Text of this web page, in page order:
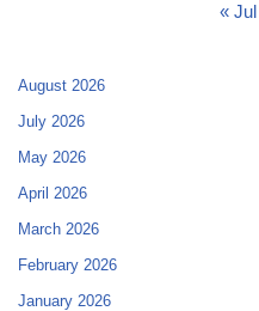
« Jul
August 2026
July 2026
May 2026
April 2026
March 2026
February 2026
January 2026